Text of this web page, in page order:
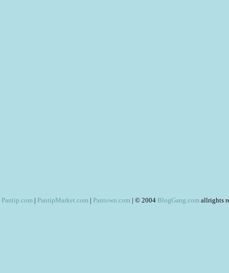
Pantip.com | PantipMarket.com | Pantown.com | © 2004 BlogGang.com allrights